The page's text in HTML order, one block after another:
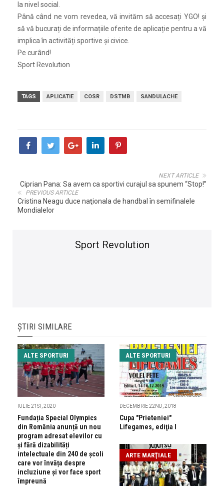
la nivel social.
Până când ne vom revedea, vă invităm să accesați YGO! și
să vă bucurați de informațiile oferite de aplicație pentru a vă
implica în activități sportive și civice.
Pe curând!
Sport Revolution
TAGS APLICATIE COSR DSTMB SANDULACHE
NEXT ARTICLE
Ciprian Pana: Sa avem ca sportivi curajul sa spunem “Stop!”
PREVIOUS ARTICLE
Cristina Neagu duce naţionala de handbal în semifinalele
Mondialelor
Sport Revolution
ȘTIRI SIMILARE
ALTE SPORTURI
IULIE 21ST, 2020
Fundația Special Olympics
din România anunță un nou
program adresat elevilor cu
și fără dizabilități
intelectuale din 240 de școli
care vor învăța despre
incluziune și vor face sport
împreună
ALTE SPORTURI
DECEMBRIE 22ND, 2018
Cupa "Prieteniei"
Lifegames, ediţia I
ARTE MARŢIALE